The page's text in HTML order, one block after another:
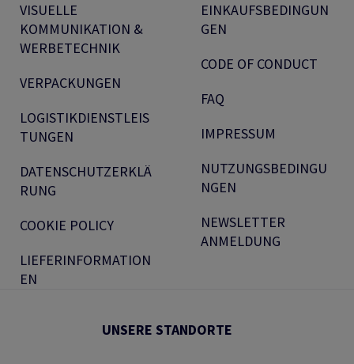
VISUELLE
KOMMUNIKATION &
WERBETECHNIK
VERPACKUNGEN
LOGISTIKDIENSTLEIS
TUNGEN
DATENSCHUTZERKLÄ
RUNG
COOKIE POLICY
LIEFERINFORMATION
EN
EINKAUFSBEDINGUN
GEN
CODE OF CONDUCT
FAQ
IMPRESSUM
NUTZUNGSBEDINGU
NGEN
NEWSLETTER
ANMELDUNG
UNSERE STANDORTE